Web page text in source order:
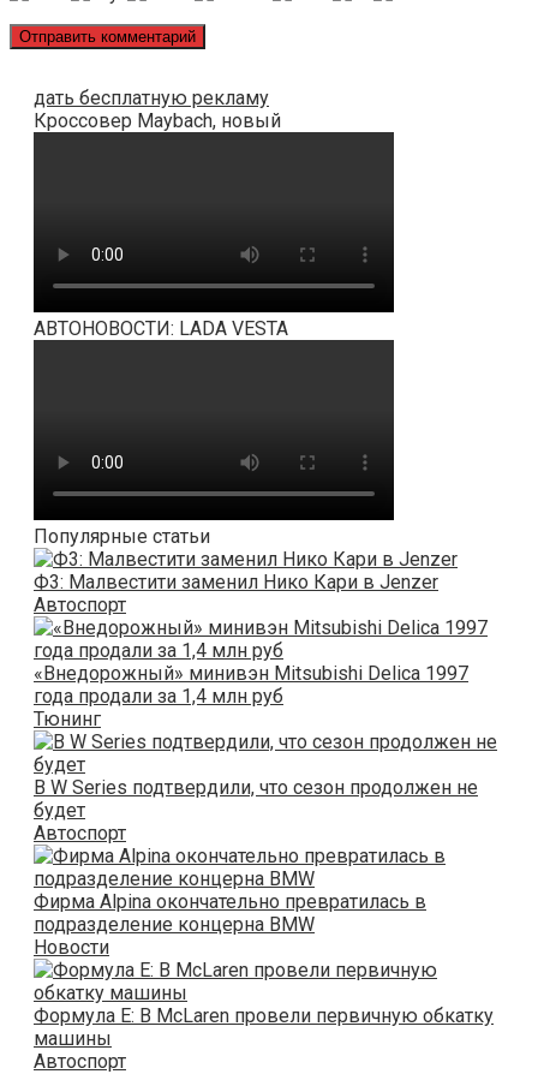
дать бесплатную рекламу
Кроссовер Maybach, новый
АВТОНОВОСТИ: LADA VESTA
Популярные статьи
Ф3: Малвестити заменил Нико Кари в Jenzer
Автоспорт
«Внедорожный» минивэн Mitsubishi Delica 1997
года продали за 1,4 млн руб
Тюнинг
В W Series подтвердили, что сезон продолжен не
будет
Автоспорт
Фирма Alpina окончательно превратилась в
подразделение концерна BMW
Новости
Формула E: В McLaren провели первичную обкатку
машины
Автоспорт